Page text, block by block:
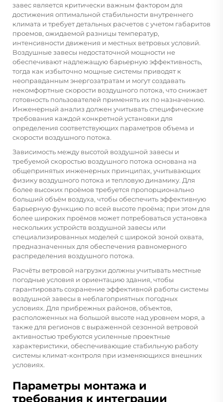
завес является критически важным фактором для
достижения оптимальной стабильности внутреннего
климата и требует детальных расчетов с учетом габаритов
проемов, ожидаемой разницы температур,
интенсивности движения и местных ветровых условий.
Воздушные завесы недостаточной мощности не
обеспечивают надлежащую барьерную эффективность,
тогда как избыточно мощные системы приводят к
неоправданным энергозатратам и могут создавать
некомфортные скорости воздушного потока, что снижает
готовность пользователей применять их по назначению.
Инженерный анализ должен учитывать специфические
требования каждой конкретной установки для
определения соответствующих параметров объема и
скорости воздушного потока.
Зависимость между высотой воздушной завесы и
требуемой скоростью воздушного потока основана на
общепринятых инженерных принципах, учитывающих
физику воздушного потока и тепловую динамику. Для
более высоких проёмов требуется пропорционально
больший объём воздуха, чтобы обеспечить эффективную
барьерную функцию по всей высоте проёма; при этом для
более широких проёмов может потребоваться установка
нескольких устройств воздушной завесы или
специализированных моделей с широкой зоной охвата,
предназначенных для обеспечения равномерного
распределения воздушного потока.
Расчёты ветровой нагрузки должны учитывать местные
погодные условия и ориентацию здания, чтобы
гарантировать сохранение эффективной работы системы
воздушной завесы в неблагоприятных погодных
условиях. Для прибрежных районов, объектов,
расположенных на большой высоте над уровнем моря, а
также для регионов с выраженной сезонной ветровой
активностью требуются усиленные проектные
характеристики, обеспечивающие стабильную работу
системы климат-контроля при изменяющихся внешних
условиях.
Параметры монтажа и
требования к интеграции